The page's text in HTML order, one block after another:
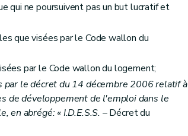
qui ne poursuivent pas un but lucratif et
que visées par le Code wallon du
par le Code wallon du logement;
par le décret du 14 décembre 2006 relatif à
de développement de l'emploi dans le
en abrégé: « I.D.E.S.S. – Décret du